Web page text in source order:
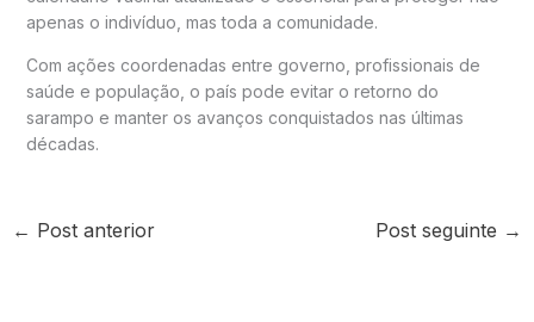
apenas o indivíduo, mas toda a comunidade.
Com ações coordenadas entre governo, profissionais de
saúde e população, o país pode evitar o retorno do
sarampo e manter os avanços conquistados nas últimas
décadas.
← Post anterior Post seguinte →